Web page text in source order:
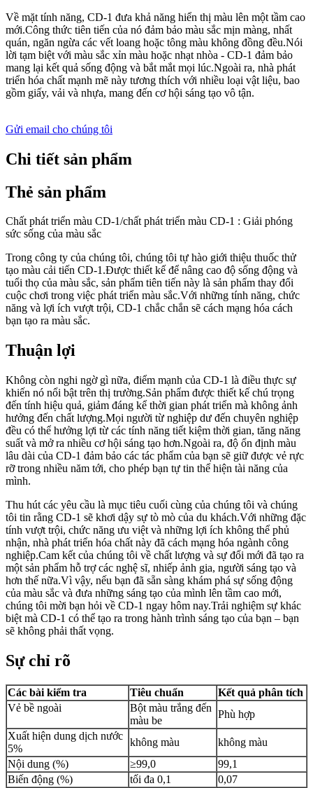
Về mặt tính năng, CD-1 đưa khả năng hiển thị màu lên một tầm cao
mới.Công thức tiên tiến của nó đảm bảo màu sắc mịn màng, nhất
quán, ngăn ngừa các vết loang hoặc tông màu không đồng đều.Nói
lời tạm biệt với màu sắc xỉn màu hoặc nhạt nhòa - CD-1 đảm bảo
mang lại kết quả sống động và bắt mắt mọi lúc.Ngoài ra, nhà phát
triển hóa chất mạnh mẽ này tương thích với nhiều loại vật liệu, bao
gồm giấy, vải và nhựa, mang đến cơ hội sáng tạo vô tận.
Gửi email cho chúng tôi
Chi tiết sản phẩm
Thẻ sản phẩm
Chất phát triển màu CD-1/chất phát triển màu CD-1 : Giải phóng
sức sống của màu sắc
Trong công ty của chúng tôi, chúng tôi tự hào giới thiệu thuốc thử
tạo màu cải tiến CD-1.Được thiết kế để nâng cao độ sống động và
tuổi thọ của màu sắc, sản phẩm tiên tiến này là sản phẩm thay đổi
cuộc chơi trong việc phát triển màu sắc.Với những tính năng, chức
năng và lợi ích vượt trội, CD-1 chắc chắn sẽ cách mạng hóa cách
bạn tạo ra màu sắc.
Thuận lợi
Không còn nghi ngờ gì nữa, điểm mạnh của CD-1 là điều thực sự
khiến nó nổi bật trên thị trường.Sản phẩm được thiết kế chú trọng
đến tính hiệu quả, giảm đáng kể thời gian phát triển mà không ảnh
hưởng đến chất lượng.Mọi người từ nghiệp dư đến chuyên nghiệp
đều có thể hưởng lợi từ các tính năng tiết kiệm thời gian, tăng năng
suất và mở ra nhiều cơ hội sáng tạo hơn.Ngoài ra, độ ổn định màu
lâu dài của CD-1 đảm bảo các tác phẩm của bạn sẽ giữ được vẻ rực
rỡ trong nhiều năm tới, cho phép bạn tự tin thể hiện tài năng của
mình.
Thu hút các yêu cầu là mục tiêu cuối cùng của chúng tôi và chúng
tôi tin rằng CD-1 sẽ khơi dậy sự tò mò của du khách.Với những đặc
tính vượt trội, chức năng ưu việt và những lợi ích không thể phủ
nhận, nhà phát triển hóa chất này đã cách mạng hóa ngành công
nghiệp.Cam kết của chúng tôi về chất lượng và sự đổi mới đã tạo ra
một sản phẩm hỗ trợ các nghệ sĩ, nhiếp ảnh gia, người sáng tạo và
hơn thế nữa.Vì vậy, nếu bạn đã sẵn sàng khám phá sự sống động
của màu sắc và đưa những sáng tạo của mình lên tầm cao mới,
chúng tôi mời bạn hỏi về CD-1 ngay hôm nay.Trải nghiệm sự khác
biệt mà CD-1 có thể tạo ra trong hành trình sáng tạo của bạn – bạn
sẽ không phải thất vọng.
Sự chỉ rõ
Các bài kiểm tra Tiêu chuẩn
Kết quả phân tích
Vẻ bề ngoài
Bột màu trắng đến
màu be
Phù hợp
Xuất hiện dung dịch nước
5%
không màu
không màu
Nội dung (%)
≥99,0
99,1
Biến động (%)
tối đa 0,1
0,07